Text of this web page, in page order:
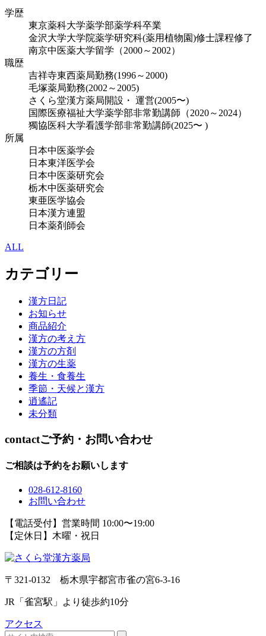
学歴
東京薬科大学薬学部薬学科卒業
金沢大学大学院薬学研究科(薬用植物園)修士課程修了
南京中医薬大学留学（2000～2002）
職歴
吉祥寺東西薬局勤務(1996～2000)
毛塚薬局勤務(2002～2005)
さくら堂漢方薬局開設・ 運営(2005〜)
国際医療福祉大学薬学部非常勤講師（2020～2024）
獨協医科大学看護学部非常勤講師(2025〜 )
所属
日本中医薬学会
日本東洋医学会
日本中医薬研究会
栃木中医薬研究会
東亜医学協会
日本漢方連盟
日本薬剤師会
ALL
カテゴリー
漢方日記
お知らせ
商品紹介
漢方の考え方
漢方の方剤
漢方の生薬
養生・食養生
季節・天候と漢方
逍遙記
未分類
contactご予約・お問い合わせ
ご相談は予約をお願いします
028-612-8160
お問い合わせ
【電話受付】営業時間 10:00〜19:00
【定休日】木曜・祝日
〒321-0132 栃木県宇都宮市雀の宮6-3-16
JR「雀宮駅」より徒歩約10分
アクセス